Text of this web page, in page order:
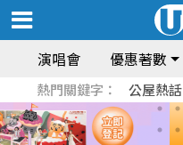
演唱會 優惠著數
熱門關鍵字： 公屋熱話